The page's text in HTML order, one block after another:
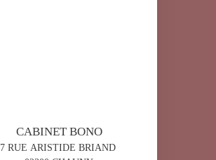
CABINET BONO
7 RUE ARISTIDE BRIAND